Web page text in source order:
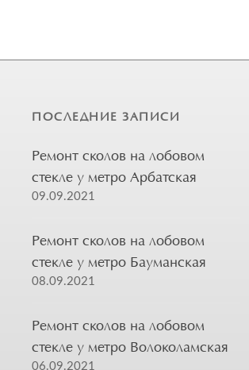
ПОСЛЕДНИЕ ЗАПИСИ
Ремонт сколов на лобовом
стекле у метро Арбатская
09.09.2021
Ремонт сколов на лобовом
стекле у метро Бауманская
08.09.2021
Ремонт сколов на лобовом
стекле у метро Волоколамская
06.09.2021